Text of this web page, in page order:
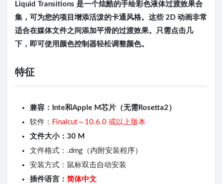
Liquid Transitions 是一个炫酷的手绘彩色液体过渡效果合
集，可为您的项目增添活泼的卡通风格。这些 2D 动画非常
适合在媒体文件之间添加平滑的过渡效果。只需点击几
下，即可使用颜色控制器轻松调整颜色。
特征
兼容：Inte和Apple M芯片（无需Rosetta2）
软件： Finalcut～10.6.0 或以上版本
文件大小：30 M
文件格式：.dmg（内附安装程序）
安装方式：鼠标双击自动安装
插件语言： 简体中文